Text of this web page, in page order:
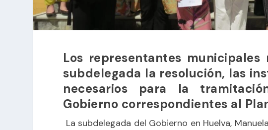
Los representantes
subdelegada la resolución, las
necesarios para la
Gobierno correspondientes al
La subdelegada del Gobierno en Huelva,